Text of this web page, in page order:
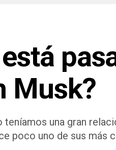
Musk?
teníamos una gran
poco uno de sus más